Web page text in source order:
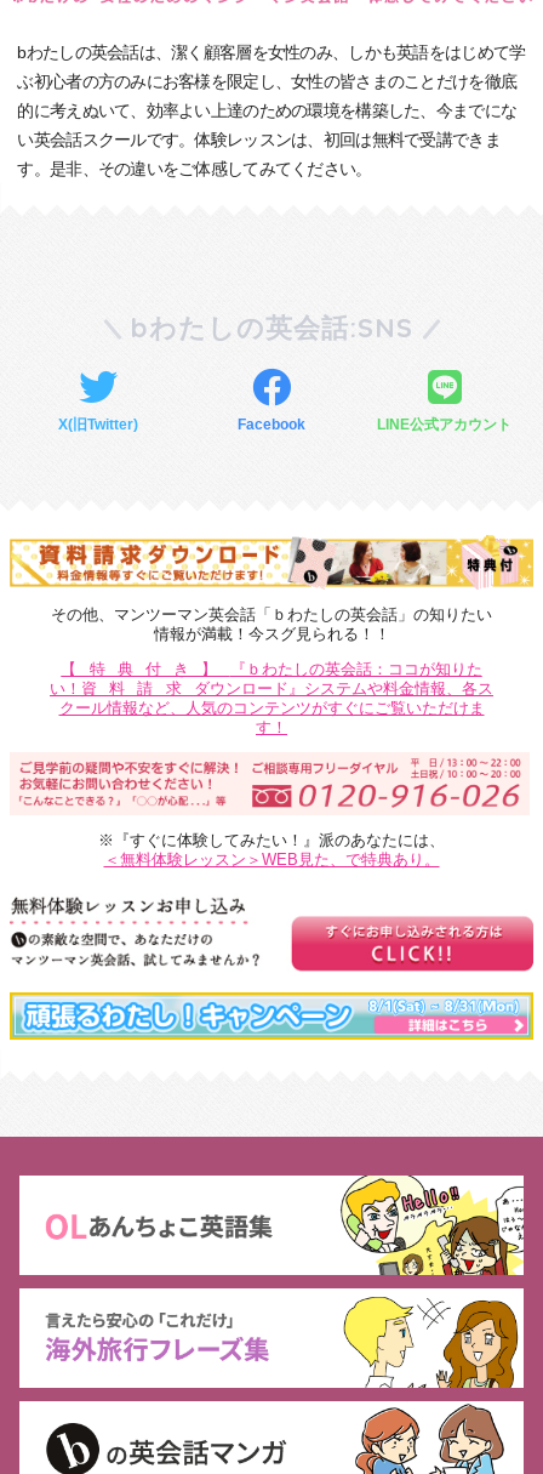
bわたしの英会話は、潔く顧客層を女性のみ、しかも英語をはじめて学
ぶ初心者の方のみにお客様を限定し、女性の皆さまのことだけを徹底
的に考えぬいて、効率よい上達のための環境を構築した、今までにな
い英会話スクールです。体験レッスンは、初回は無料で受講できま
す。是非、その違いをご体感してみてください。
bわたしの英会話:SNS
X(旧Twitter) Facebook LINE公式アカウント
その他、マンツーマン英会話「ｂわたしの英会話」の知りたい
情報が満載！今スグ見られる！！
【特典付き】
『ｂわたしの英会話：ココが知りた
い！ 資料請求 ダウンロード』システムや料金情報、各ス
クール情報など、人気のコンテンツがすぐにご覧いただけま
す！
※『すぐに体験してみたい！』派のあなたには、
＜無料体験レッスン＞WEB見た、で特典あり。